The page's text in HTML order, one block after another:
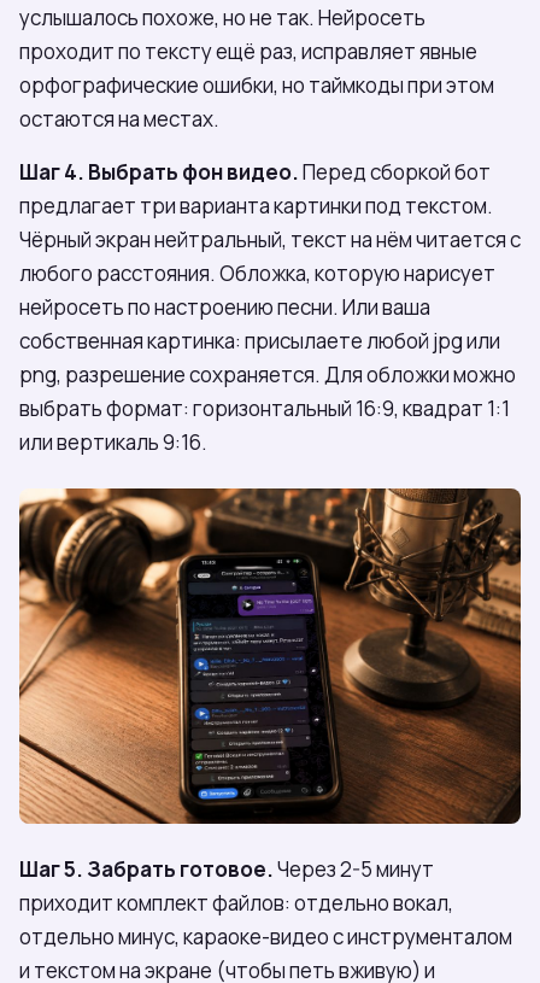
услышалось похоже, но не так. Нейросеть
проходит по тексту ещё раз, исправляет явные
орфографические ошибки, но таймкоды при этом
остаются на местах.
Шаг 4. Выбрать фон видео.Перед сборкой бот
предлагает три варианта картинки под текстом.
Чёрный экран нейтральный, текст на нём читается с
любого расстояния. Обложка, которую нарисует
нейросеть по настроению песни. Или ваша
собственная картинка: присылаете любой jpg или
png, разрешение сохраняется. Для обложки можно
выбрать формат: горизонтальный 16:9, квадрат 1:1
или вертикаль 9:16.
Шаг 5. Забрать готовое.Через 2-5 минут
приходит комплект файлов: отдельно вокал,
отдельно минус, караоке-видео с инструменталом
и текстом на экране (чтобы петь вживую) и